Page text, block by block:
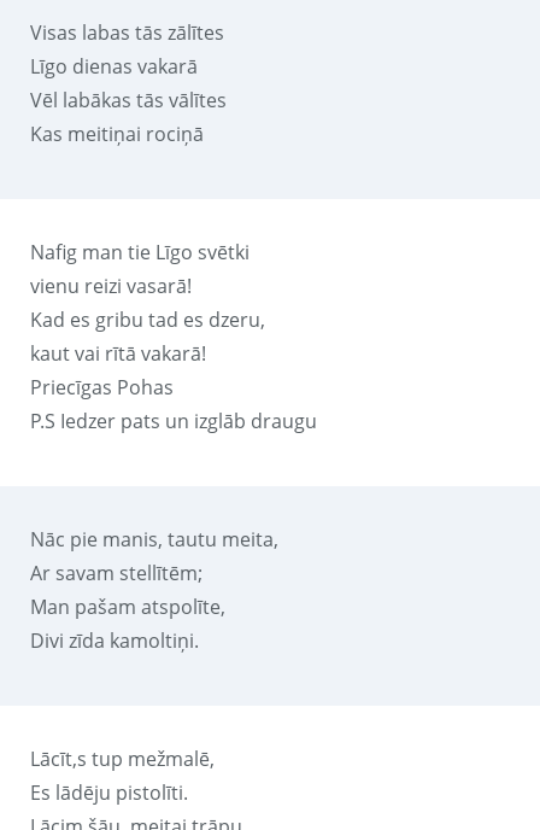
Visas labas tās zālītes
Līgo dienas vakarā
Vēl labākas tās vālītes
Kas meitiņai rociņā
Nafig man tie Līgo svētki
vienu reizi vasarā!
Kad es gribu tad es dzeru,
kaut vai rītā vakarā!
Priecīgas Pohas
P.S Iedzer pats un izglāb draugu
Nāc pie manis, tautu meita,
Ar savam stellītēm;
Man pašam atspolīte,
Divi zīda kamoltiņi.
Lācīt,s tup mežmalē,
Es lādēju pistolīti.